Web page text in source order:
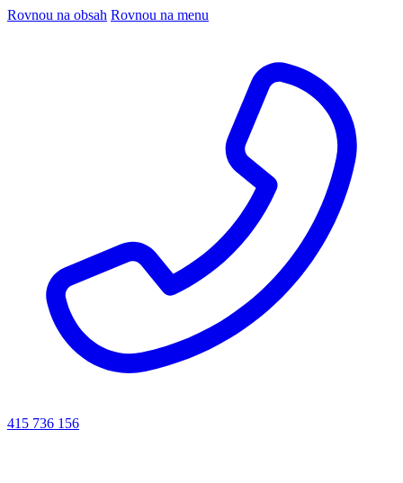
Rovnou na obsah Rovnou na menu
415 736 156